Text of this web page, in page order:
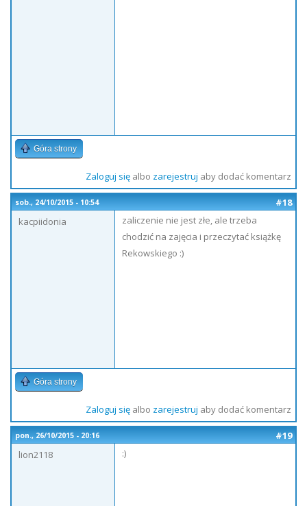
Góra strony
Zaloguj sięalbo zarejestruj aby dodać komentarz
sob., 24/10/2015 - 10:54
#18
kacpiidonia
zaliczenie nie jest złe, ale trzeba
chodzić na zajęcia i przeczytać książkę
Rekowskiego :)
Góra strony
Zaloguj sięalbo zarejestruj aby dodać komentarz
pon., 26/10/2015 - 20:16
#19
lion2118
:)